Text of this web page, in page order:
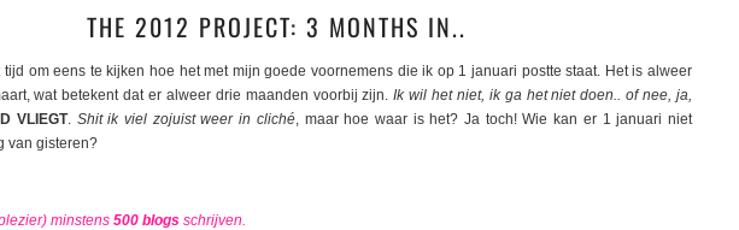
THE 2012 PROJECT: 3 MONTHS IN..
om eens te kijken hoe het met mijn goede voornemens die ik op 1 januari postte staat. Het is alweer
wat betekent dat er alweer drie maanden voorbij zijn. Ik wil het niet, ik ga het niet doen.. of nee, ja,
VLIEGT. Shit ik viel zojuist weer in cliché, maar hoe waar is het? Ja toch! Wie kan er 1 januari niet
van gisteren?
minstens 500 blogs schrijven.